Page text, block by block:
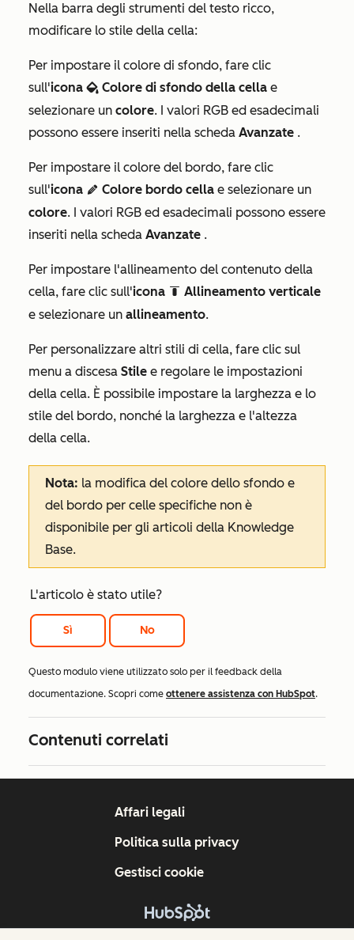
Nella barra degli strumenti del testo ricco,
modificare lo stile della cella:
Per impostare il colore di sfondo, fare clic
sull'icona backgroundColor Colore di sfondo della cella e
selezionare un colore. I valori RGB ed esadecimali
possono essere inseriti nella scheda Avanzate .
Per impostare il colore del bordo, fare clic
sull'icona edit Colore bordo cella e selezionare un
colore. I valori RGB ed esadecimali possono essere
inseriti nella scheda Avanzate .
Per impostare l'allineamento del contenuto della
cella, fare clic sull'icona blockAlignmentTop Allineamento verticale
e selezionare un allineamento.
Per personalizzare altri stili di cella, fare clic sul
menu a discesa Stile e regolare le impostazioni
della cella. È possibile impostare la larghezza e lo
stile del bordo, nonché la larghezza e l'altezza
della cella.
Nota: la modifica del colore dello sfondo e
del bordo per celle specifiche non è
disponibile per gli articoli della Knowledge
Base.
L'articolo è stato utile?
Sì No
Questo modulo viene utilizzato solo per il feedback della
documentazione. Scopri come ottenere assistenza con HubSpot.
Contenuti correlati
Affari legali
Politica sulla privacy
Gestisci cookie